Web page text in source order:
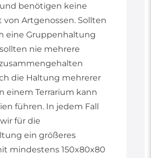
und benötigen keine
von Artgenossen. Sollten
eine Gruppenhaltung
nie mehrere
die Haltung mehrerer
einem Terrarium kann
führen. In jedem Fall
für die
ein größeres
mindestens 150x80x80